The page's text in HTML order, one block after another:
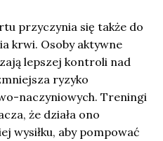
przyczynia się także do
krwi. Osoby aktywne
lepszej kontroli nad
ryzyko
naczyniowych. Treningi
że działa ono
wysiłku, aby pompować